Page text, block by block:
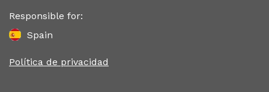
Responsible for:
Spain
Política de privacidad